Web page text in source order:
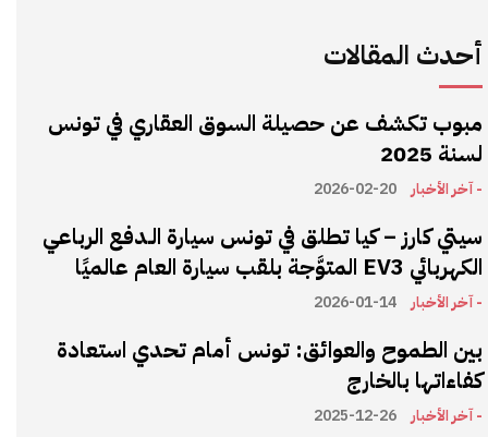
أحدث المقالات
مبوب تكشف عن حصيلة السوق العقاري في تونس
لسنة 2025
- آخر الأخبار 2026-02-20
سيتي كارز – كيا تطلق في تونس سيارة الـدفع الرباعي
الكهربائي EV3 المتوَّجة بلقب سيارة العام عالميًا
- آخر الأخبار 2026-01-14
بين الطموح والعوائق: تونس أمام تحدي استعادة
كفاءاتها بالخارج
- آخر الأخبار 2025-12-26